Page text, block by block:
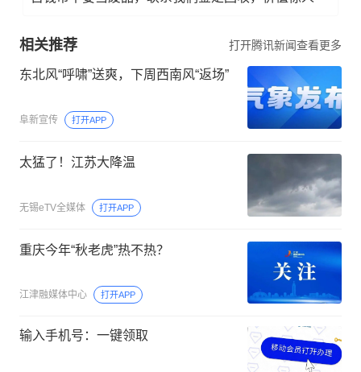
相关推荐 打开腾讯新闻查看更多
东北风“呼啸”送爽，下周西南风“返场”
阜新宣传 打开APP
太猛了！江苏大降温
无锡eTV全媒体 打开APP
重庆今年“秋老虎”热不热？
江津融媒体中心 打开APP
输入手机号：一键领取